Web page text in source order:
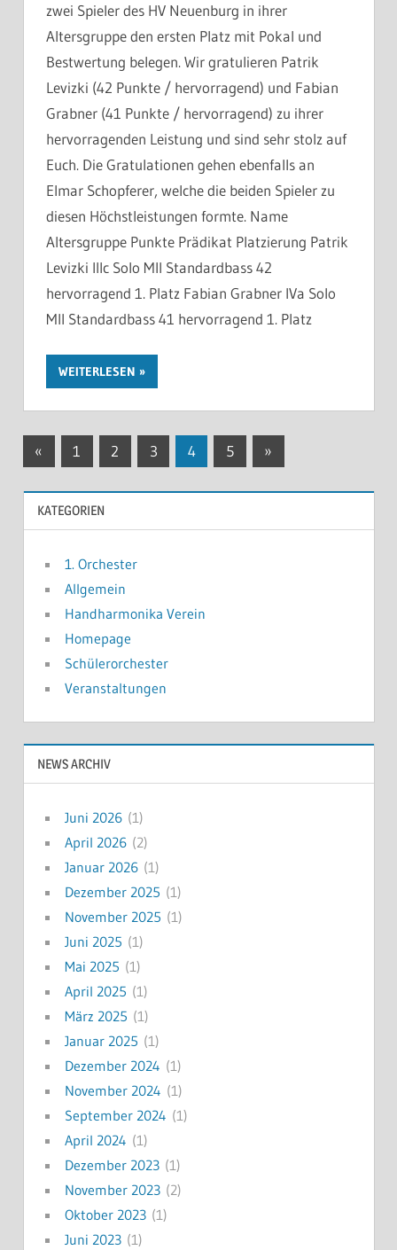
zwei Spieler des HV Neuenburg in ihrer
Altersgruppe den ersten Platz mit Pokal und
Bestwertung belegen. Wir gratulieren Patrik
Levizki (42 Punkte / hervorragend) und Fabian
Grabner (41 Punkte / hervorragend) zu ihrer
hervorragenden Leistung und sind sehr stolz auf
Euch. Die Gratulationen gehen ebenfalls an
Elmar Schopferer, welche die beiden Spieler zu
diesen Höchstleistungen formte. Name
Altersgruppe Punkte Prädikat Platzierung Patrik
Levizki IIIc Solo MII Standardbass 42
hervorragend 1. Platz Fabian Grabner IVa Solo
MII Standardbass 41 hervorragend 1. Platz
WEITERLESEN
Seitennummerierung
der
Beiträge
« Vorherige
1 2 3 4 5
Nächste
»
KATEGORIEN
1. Orchester
Allgemein
Handharmonika Verein
Homepage
Schülerorchester
Veranstaltungen
NEWS ARCHIV
Juni 2026(1)
April 2026(2)
Januar 2026(1)
Dezember 2025 (1)
November 2025 (1)
Juni 2025 (1)
Mai 2025 (1)
April 2025 (1)
März 2025 (1)
Januar 2025 (1)
Dezember 2024 (1)
November 2024 (1)
September 2024 (1)
April 2024 (1)
Dezember 2023(1)
November 2023(2)
Oktober 2023(1)
Juni 2023(1)